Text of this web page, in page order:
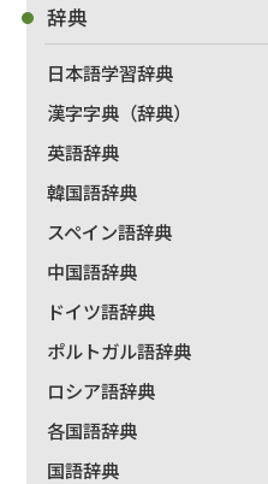
辞典
日本語学習辞典
漢字字典（辞典）
英語辞典
韓国語辞典
スペイン語辞典
中国語辞典
ドイツ語辞典
ポルトガル語辞典
ロシア語辞典
各国語辞典
国語辞典